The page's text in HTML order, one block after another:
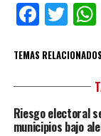
TEMAS
Riesgo electoral
municipios bajo